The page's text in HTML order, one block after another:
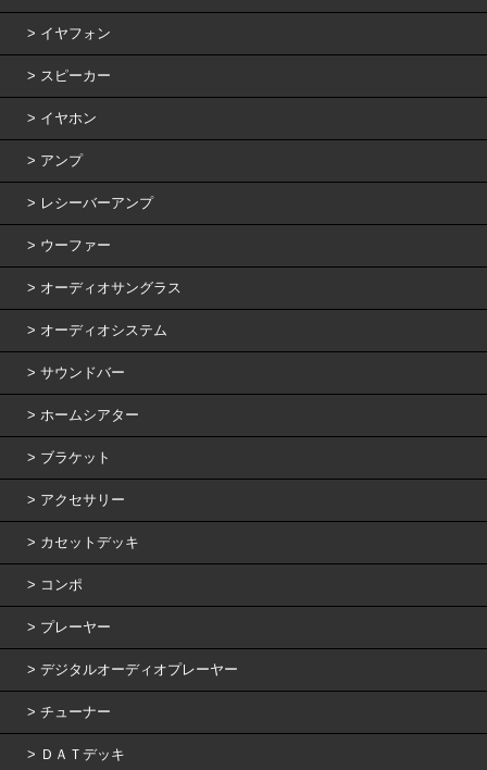
イヤフォン
スピーカー
イヤホン
アンプ
レシーバーアンプ
ウーファー
オーディオサングラス
オーディオシステム
サウンドバー
ホームシアター
ブラケット
アクセサリー
カセットデッキ
コンポ
プレーヤー
デジタルオーディオプレーヤー
チューナー
ＤＡＴデッキ